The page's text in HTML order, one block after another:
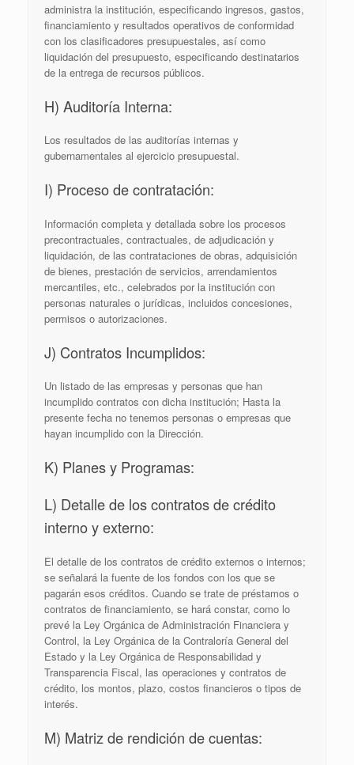
administra la institución, especificando ingresos, gastos,
financiamiento y resultados operativos de conformidad
con los clasificadores presupuestales, así como
liquidación del presupuesto, especificando destinatarios
de la entrega de recursos públicos.
H) Auditoría Interna:
Los resultados de las auditorías internas y
gubernamentales al ejercicio presupuestal.
I) Proceso de contratación:
Información completa y detallada sobre los procesos
precontractuales, contractuales, de adjudicación y
liquidación, de las contrataciones de obras, adquisición
de bienes, prestación de servicios, arrendamientos
mercantiles, etc., celebrados por la institución con
personas naturales o jurídicas, incluidos concesiones,
permisos o autorizaciones.
J) Contratos Incumplidos:
Un listado de las empresas y personas que han
incumplido contratos con dicha institución; Hasta la
presente fecha no tenemos personas o empresas que
hayan incumplido con la Dirección.
K) Planes y Programas:
L) Detalle de los contratos de crédito
interno y externo:
El detalle de los contratos de crédito externos o internos;
se señalará la fuente de los fondos con los que se
pagarán esos créditos. Cuando se trate de préstamos o
contratos de financiamiento, se hará constar, como lo
prevé la Ley Orgánica de Administración Financiera y
Control, la Ley Orgánica de la Contraloría General del
Estado y la Ley Orgánica de Responsabilidad y
Transparencia Fiscal, las operaciones y contratos de
crédito, los montos, plazo, costos financieros o tipos de
interés.
M) Matriz de rendición de cuentas: